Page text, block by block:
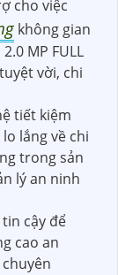
cho việc
không gian
MP FULL
vời, chi
tiết kiệm
lắng về chi
trong sản
lý an ninh
cậy để
cao an